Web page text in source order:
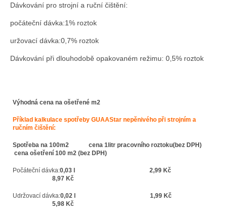
Dávkování pro strojní a ruční čištění:
počáteční dávka:1% roztok
uržovací dávka:0,7% roztok
Dávkování při dlouhodobě opakovaném režimu: 0,5% roztok
Výhodná cena na ošetřené m2
Příklad kalkulace spotřeby GUAAStar nepěnivého při strojním a
ručním čištění:
Spotřeba na 100m2 cena 1litr pracovního roztoku(bez DPH)
cena ošetření 100 m2 (bez DPH)
Počáteční dávka:0,03 l 2,99 Kč
8,97 Kč
Udržovací dávka:0,02 l 1,99 Kč
5,98 Kč